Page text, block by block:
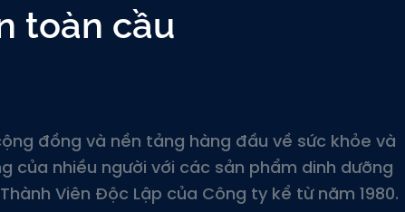
toàn cầu
đồng và nền tảng hàng đầu về sức khỏe và
nhiều người với các sản phẩm dinh dưỡng
Viên Độc Lập của Công ty kể từ năm 1980.